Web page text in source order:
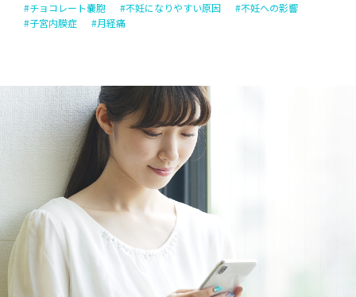
#チョコレート嚢胞 #不妊になりやすい原因
#不妊への影響
#子宮内膜症
#月経痛